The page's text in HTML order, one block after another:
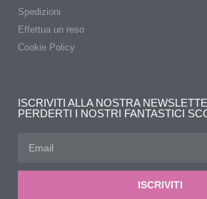
Spedizioni
Effettua un reso
Cookie Policy
ISCRIVITI ALLA NOSTRA
PERDERTI I NOSTRI FANTASTICI
ISCRIVITI